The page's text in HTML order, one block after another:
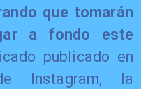
que tomarán
a fondo este
publicado en
Instagram, la